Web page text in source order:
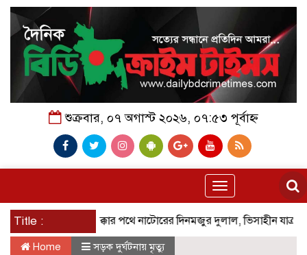
শুক্রবার, ০৭ অগাস্ট ২০২৬, ০৭:৫৩ পূর্বাহ্ন
Toggle
navigation
Title :
পায়ে হেঁটে মক্কার পথে নাটোরের দিনমজুর দুলাল, ভিসাহীন যাত্রায়
Home সড়ক দুর্ঘটনায় মৃত্যু